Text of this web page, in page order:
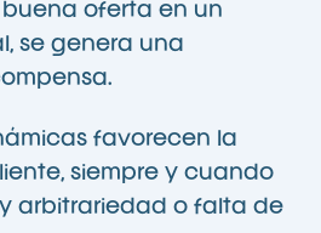
oferta en un
se genera una
favorecen la
siempre y cuando
arbitrariedad o falta de